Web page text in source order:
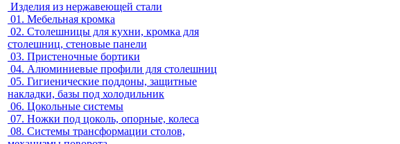
Изделия из нержавеющей стали
01. Мебельная кромка
02. Столешницы для кухни, кромка для
столешниц, стеновые панели
03. Пристеночные бортики
04. Алюминиевые профили для столешниц
05. Гигиенические поддоны, защитные
накладки, базы под холодильник
06. Цокольные системы
07. Ножки под цоколь, опорные, колеса
08. Системы трансформации столов,